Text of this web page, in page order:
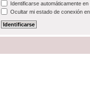
Identificarse automáticamente
Ocultar mi estado de conexión